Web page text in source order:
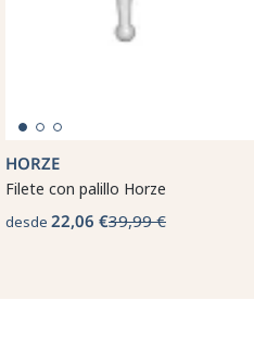
HORZE
Filete con palillo Horze
desde 22,06 €39,99 €